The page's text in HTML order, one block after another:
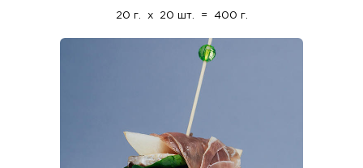
20 г. x 20 шт. = 400 г.